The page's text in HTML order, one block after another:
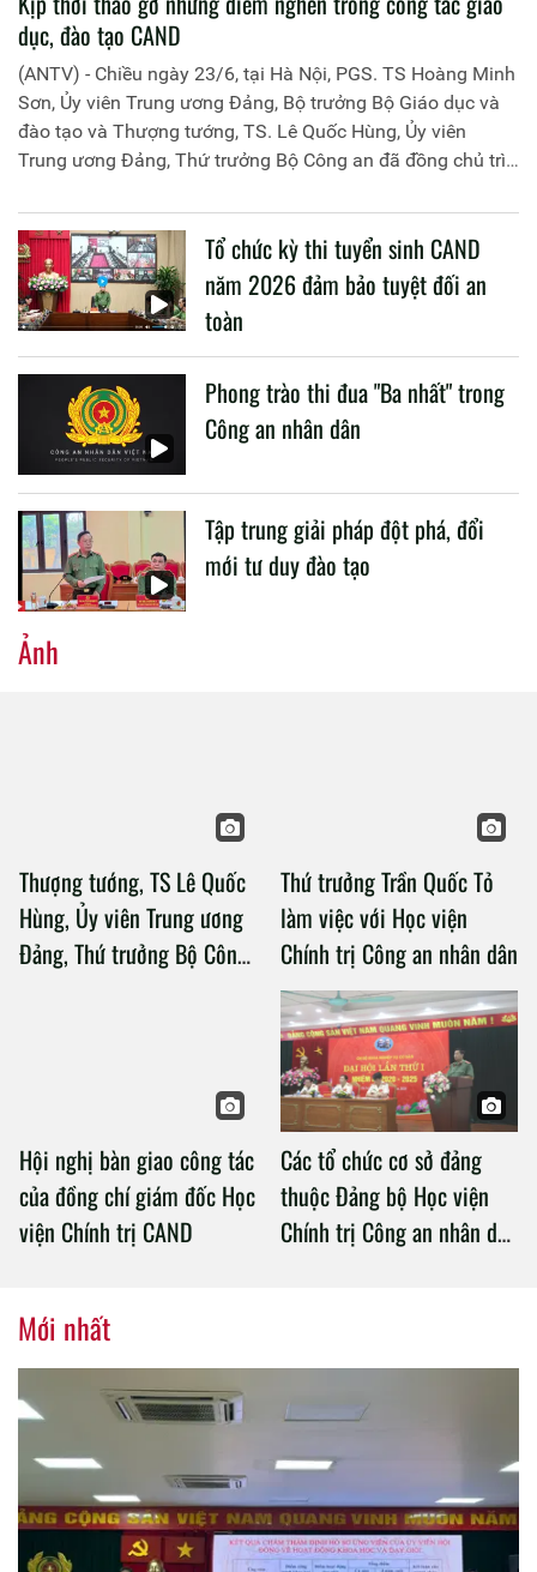
dục, đào tạo CAND
(ANTV) - Chiều ngày 23/6, tại Hà Nội, PGS. TS Hoàng Minh
Sơn, Ủy viên Trung ương Đảng, Bộ trưởng Bộ Giáo dục và
đào tạo và Thượng tướng, TS. Lê Quốc Hùng, Ủy viên
Trung ương Đảng, Thứ trưởng Bộ Công an đã đồng chủ trì
liên quan đến công tác giáo dục và đào tạo của lực lượng
CAND.
Tổ chức kỳ thi tuyển sinh CAND
năm 2026 đảm bảo tuyệt đối an
toàn
Phong trào thi đua "Ba nhất" trong
Công an nhân dân
Tập trung giải pháp đột phá, đổi
mới tư duy đào tạo
Ảnh
Thượng tướng, TS Lê Quốc
Hùng, Ủy viên Trung ương
Đảng, Thứ trưởng Bộ Công
Thứ trưởng Trần Quốc Tỏ
làm việc với Học viện
Chính trị Công an nhân dân
Hội nghị bàn giao công tác
của đồng chí giám đốc Học
viện Chính trị CAND
Các tổ chức cơ sở đảng
thuộc Đảng bộ Học viện
Chính trị Công an nhân dân
Mới nhất